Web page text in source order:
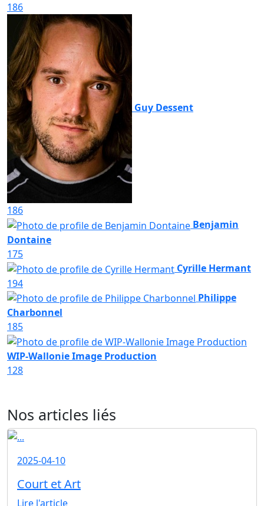
186
Guy Dessent
186
Benjamin
Dontaine
175
Cyrille Hermant
194
Philippe
Charbonnel
185
WIP-Wallonie Image Production
128
Nos articles liés
2025-04-10
Court et Art
Lire l'article